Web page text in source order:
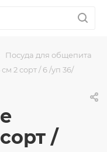
Посуда для общепита
2 сорт / 6 /уп 36/
/